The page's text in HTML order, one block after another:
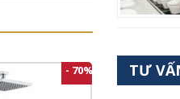
- 70% TƯ